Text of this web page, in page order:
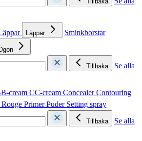
Läppar
Sminkborstar
Tillbaka
Se alla
cream CC-cream ConcealerContouring
Rouge PrimerPuder Setting spray
Tillbaka
Se alla